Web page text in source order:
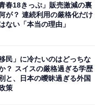
青春18きっぷ」販売激減の裏
が？ 連続利用の厳格化だけ
ない「本当の理由」
移民」に冷たいのはどっちな
？ スイスの厳格過ぎる学歴
と、日本の曖昧過ぎる外国
策